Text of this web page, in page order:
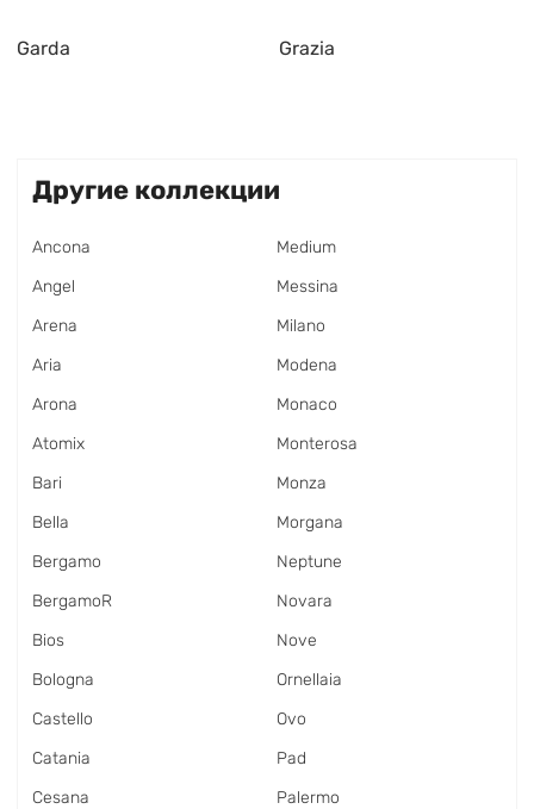
Garda Grazia
Другие коллекции
Ancona
Angel
Arena
Aria
Arona
Atomix
Bari
Bella
Bergamo
BergamoR
Bios
Bologna
Castello
Catania
Cesana
Medium
Messina
Milano
Modena
Monaco
Monterosa
Monza
Morgana
Neptune
Novara
Nove
Ornellaia
Ovo
Pad
Palermo